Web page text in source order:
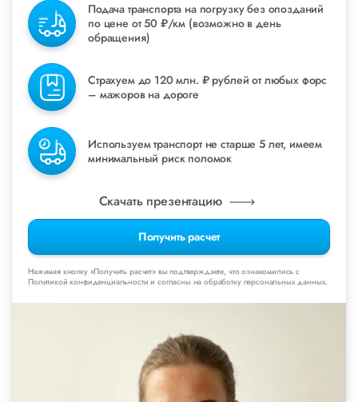
Подача транспорта на погрузку без опозданий
по цене от 50 ₽/км (возможно в день
обращения)
Страхуем до 120 млн. ₽ рублей от любых форс
– мажоров на дороге
Используем транспорт не старше 5 лет, имеем
минимальный риск поломок
Получить расчет
Скачать презентацию
Нажимая кнопку «Получить расчет» вы подтверждаете, что ознакомились с
Политикой конфиденциальности и согласны на обработку персональных данных.